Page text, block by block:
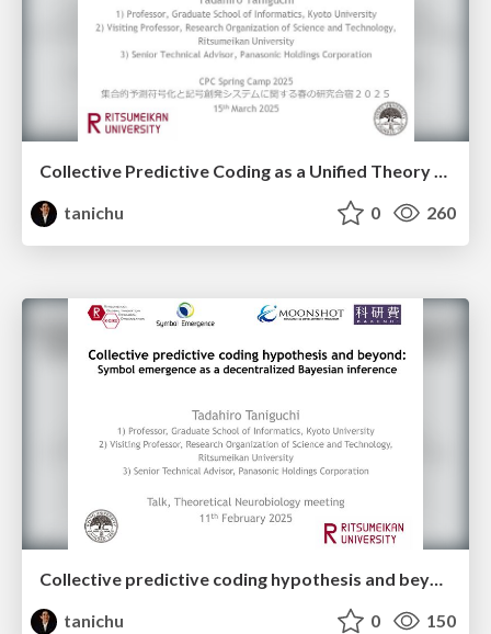
tanichu
0 260
Collective predictive coding hypothesis and beyond: Symbol emergence as a decentralized Bayesian inference
tanichu
0 150